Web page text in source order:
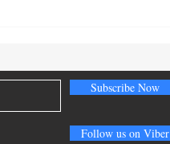
Subscribe Now
Follow us on Viber